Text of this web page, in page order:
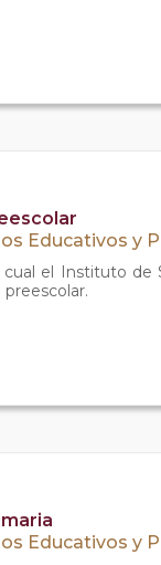
Educativos y
el Instituto de
Educativos y